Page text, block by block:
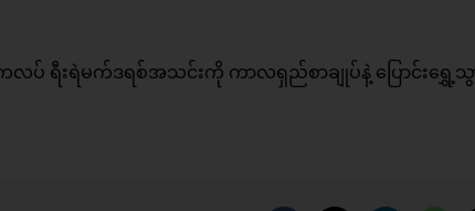
ပ် ရီးရဲမက်ဒရစ်အသင်းကို ကာလရှည်စာချုပ်နဲ့ ပြောင်းရွှေ့သွာ